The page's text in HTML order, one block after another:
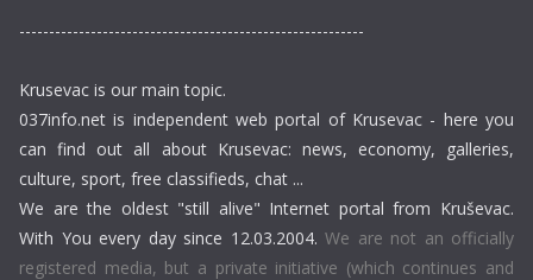
----------------------------------------------------------
Krusevac is our main topic.
037info.net is independent web portal of Krusevac - here you
can find out all about Krusevac: news, economy, galleries,
culture, sport, free classifieds, chat ...
We are the oldest "still alive" Internet portal from Kruševac.
With You every day since 12.03.2004. We are not an officially
registered media, but a private initiative (which continues and